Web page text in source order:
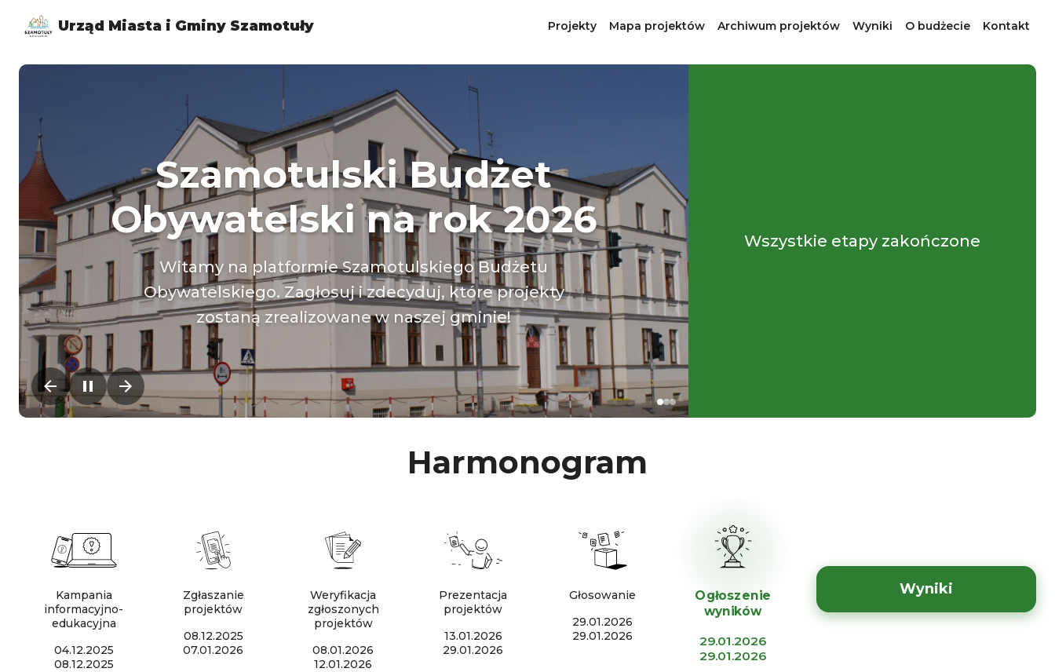
Urząd Miasta i Gminy Szamotuły Projekty Mapa projektów Archiwum projektów Wyniki O budżecie Kontakt
Szamotulski Budżet
Obywatelski na rok 2026
Witamy na platformie Szamotulskiego Budżetu
Obywatelskiego. Zagłosuj i zdecyduj, które projekty
zostaną zrealizowane w naszej gminie!
Wszystkie etapy zakończone
Harmonogram
Kampania
informacyjno-
edukacyjna
04.12.2025
08.12.2025
Zgłaszanie
projektów
08.12.2025
07.01.2026
Weryfikacja
zgłoszonych
projektów
08.01.2026
12.01.2026
Prezentacja
projektów
13.01.2026
29.01.2026
Głosowanie
29.01.2026
29.01.2026
Ogłoszenie
wyników
29.01.2026
29.01.2026
Wyniki